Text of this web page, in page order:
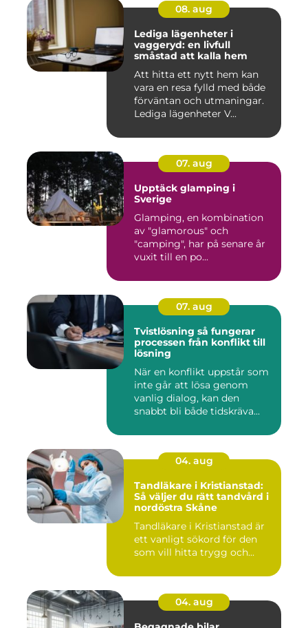
08. aug
Lediga lägenheter i
vaggeryd: en livfull
småstad att kalla hem
Att hitta ett nytt hem kan
vara en resa fylld med både
förväntan och utmaningar.
Lediga lägenheter V...
07. aug
Upptäck glamping i
Sverige
Glamping, en kombination
av "glamorous" och
"camping", har på senare år
vuxit till en po...
07. aug
Tvistlösning så fungerar
processen från konflikt till
lösning
När en konflikt uppstår som
inte går att lösa genom
vanlig dialog, kan den
snabbt bli både tidskräva...
04. aug
Tandläkare i Kristianstad:
Så väljer du rätt tandvård i
nordöstra Skåne
Tandläkare i Kristianstad är
ett vanligt sökord för den
som vill hitta trygg och...
04. aug